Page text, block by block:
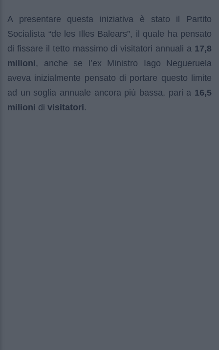
A presentare questa iniziativa è stato il Partito
Socialista “de les Illes Balears”, il quale ha pensato
di fissare il tetto massimo di visitatori annuali a 17,8
milioni, anche se l’ex Ministro Iago Negueruela
aveva inizialmente pensato di portare questo limite
ad un soglia annuale ancora più bassa, pari a 16,5
milioni di visitatori.